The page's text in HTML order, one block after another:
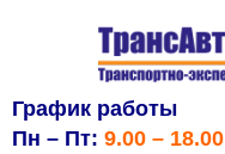
График работы
Пн – Пт: 9.00 – 18.00